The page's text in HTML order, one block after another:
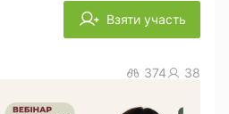
Взяти участь
374 38